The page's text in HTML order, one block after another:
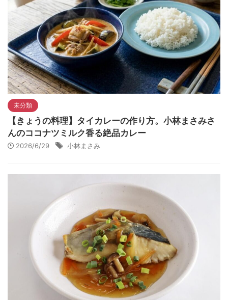
未分類
【きょうの料理】タイカレーの作り方。小林まさみさ
んのココナツミルク香る絶品カレー
2026/6/29 小林まさみ